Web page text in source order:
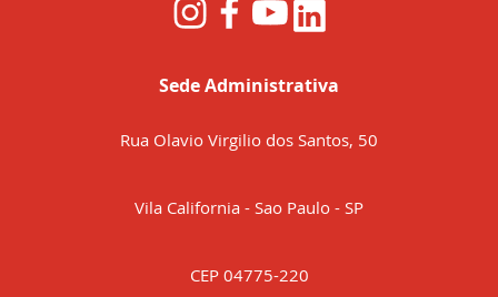
Sede Administrativa
Rua Olavio Virgilio dos Santos, 50
Vila California - Sao Paulo - SP
CEP 04775-220